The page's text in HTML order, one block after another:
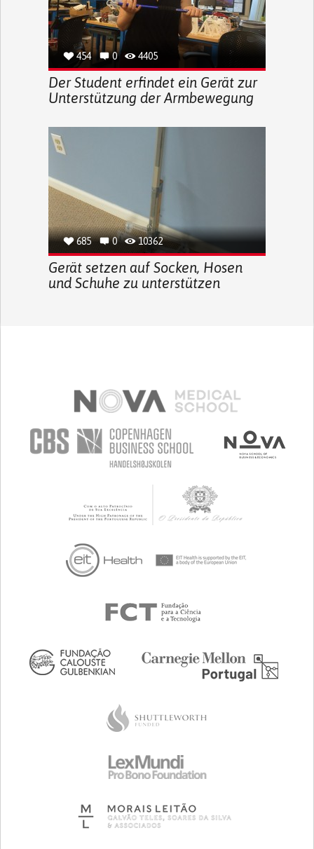
454 0 4405
Der Student erfindet ein Gerät zur
Unterstützung der Armbewegung
685 0 10362
Gerät setzen auf Socken, Hosen
und Schuhe zu unterstützen